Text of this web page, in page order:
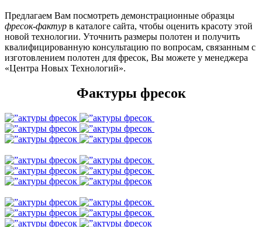
Предлагаем Вам посмотреть демонстрационные образцы
фресок-фактур в каталоге сайта, чтобы оценить красоту этой
новой технологии. Уточнить размеры полотен и получить
квалифицированную консультацию по вопросам, связанным с
изготовлением полотен для фресок, Вы можете у менеджера
«Центра Новых Технологий».
Фактуры фресок